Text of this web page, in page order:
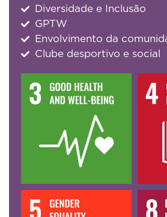
Diversidade e Inclusão
GPTW
Envolvimento da
Clube desportivo e social